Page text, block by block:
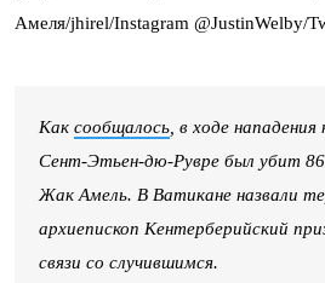
Амеля/jhirel/Instagram @JustinWelby/
Как сообщалось , в ходе
Сент-Этьен-дю-Рувре был убит
Жак Амель. В Ватикане назвали
архиепископ Кентерберийский
связи со случившимся.